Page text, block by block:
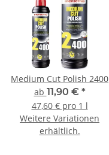
Medium Cut Polish 2400
ab 11,90 € *
47,60 € pro 1 l
Weitere Variationen
erhältlich.